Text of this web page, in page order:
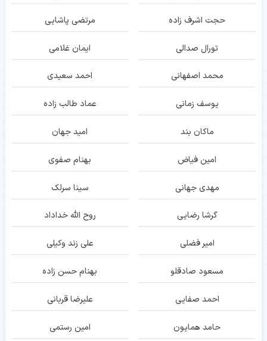
حجت اشرف زاده مرتضی پاشایی
تورال صدالی ایمان غلامی
محمد اصفهانی احمد سعیدی
یوسف زمانی عماد طالب زاده
ماکان بند امید جهان
امین فیاض بهنام صفوی
مهدی جهانی سینا سرلک
گرشا رضایی روح الله خداداد
امیر فضلی علی زند وکیلی
مسعود صادقلو بهنام حسن زاده
احمد صفایی علیرضا قربانی
حامد همایون امین رستمی